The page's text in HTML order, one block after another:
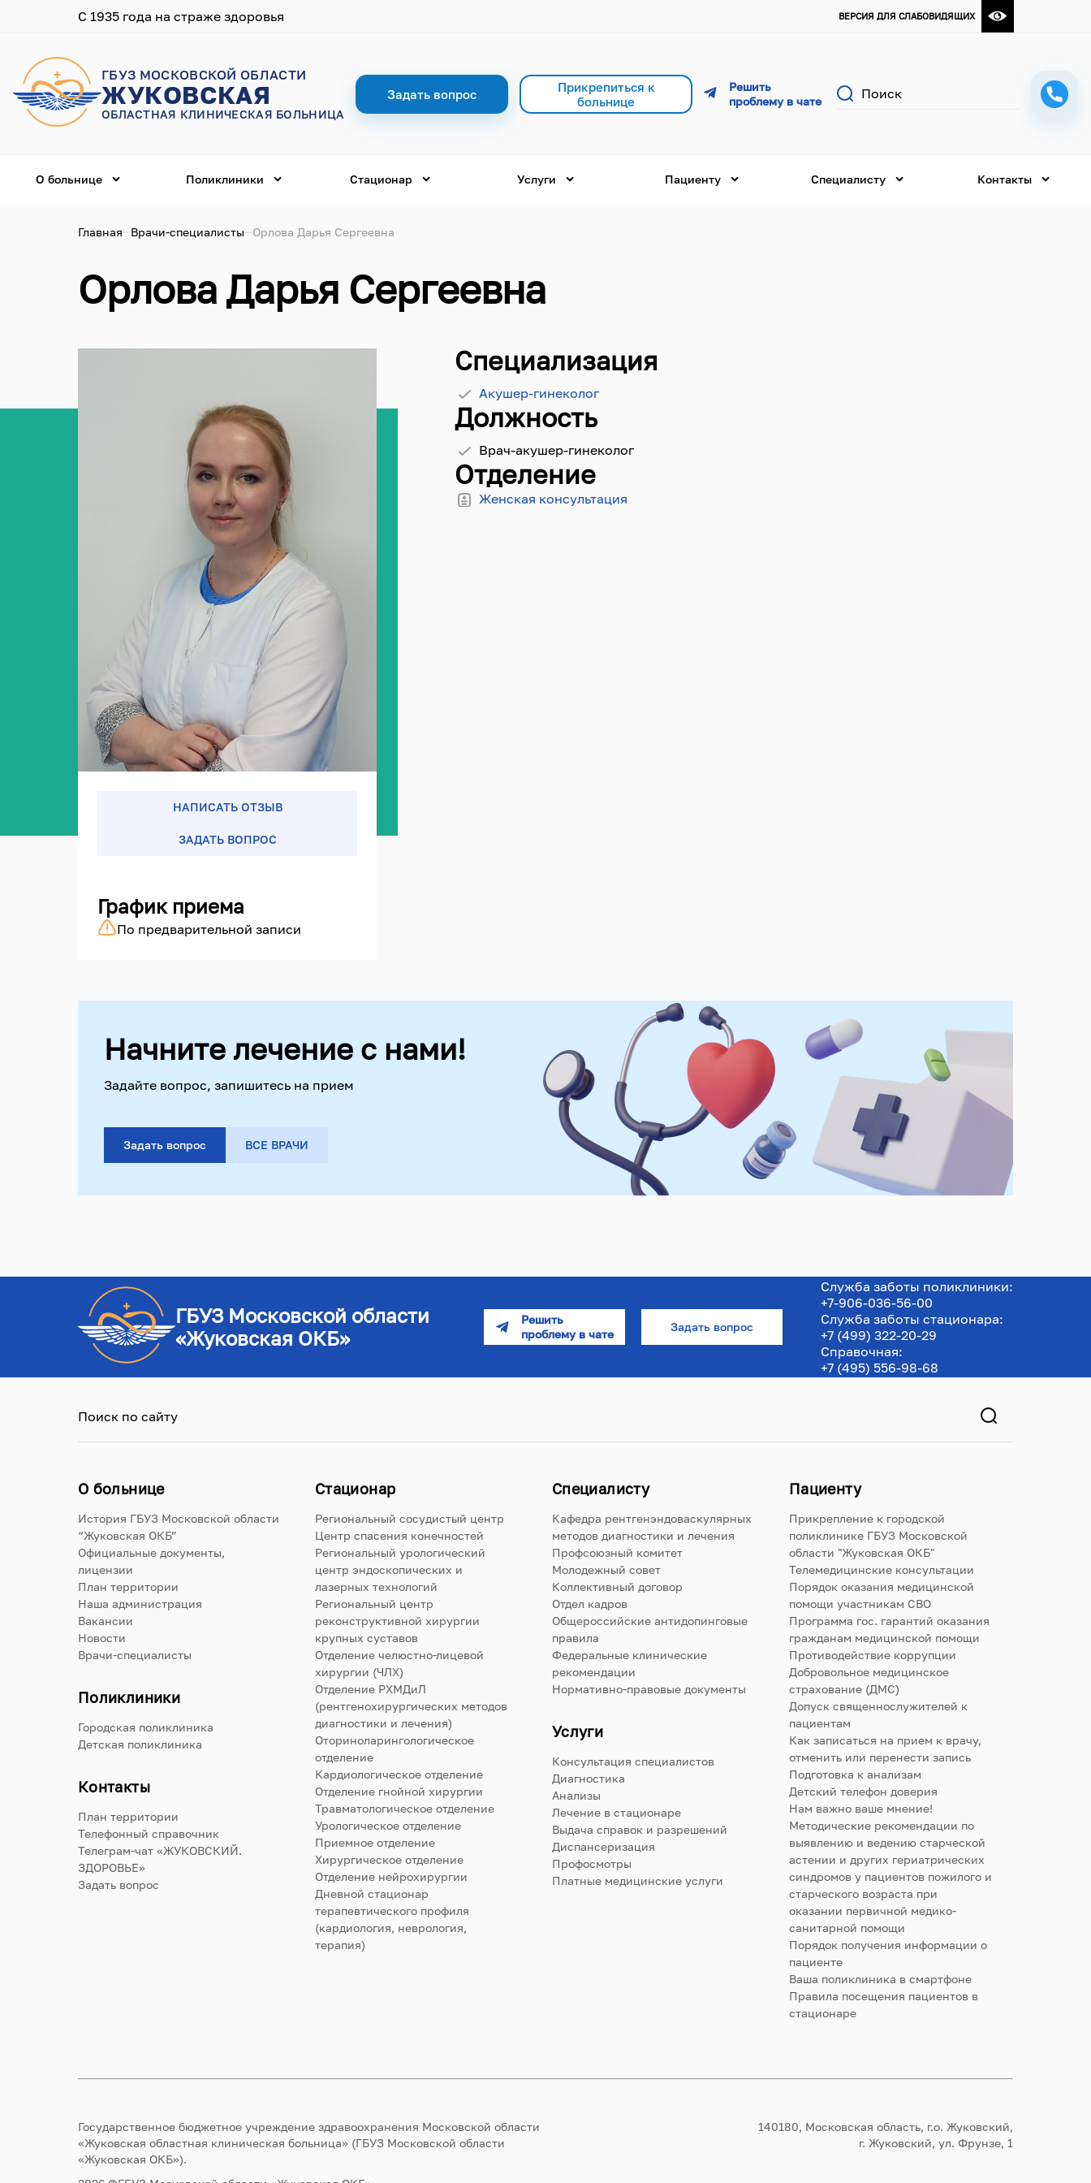
С 1935 года на страже здоровья ВЕРСИЯ ДЛЯ СЛАБОВИДЯЩИХ
ГБУЗ МОСКОВСКОЙ ОБЛАСТИ
ЖУКОВСКАЯ
ОБЛАСТНАЯ КЛИНИЧЕСКАЯ БОЛЬНИЦА
Задать вопрос
Прикрепиться к
больнице
Поиск
О больнице Поликлиники Стационар Услуги Пациенту Специалисту Контакты
Главная Врачи-специалисты Орлова Дарья Сергеевна
Орлова Дарья Сергеевна
НАПИСАТЬ ОТЗЫВ
ЗАДАТЬ ВОПРОС
График приема
По предварительной записи
Специализация
Акушер-гинеколог
Должность
Врач-акушер-гинеколог
Отделение
Женская консультация
Начните лечение с нами!
Задайте вопрос, запишитесь на прием
Задать вопрос ВСЕ ВРАЧИ
ГБУЗ Московской области
«Жуковская ОКБ»
Задать вопрос
Служба заботы поликлиники:
+7-906-036-56-00
Служба заботы стационара:
+7 (499) 322-20-29
Справочная:
+7 (495) 556-98-68
Поиск по сайту
О больнице
История ГБУЗ Московской области
“Жуковская ОКБ”
Официальные документы,
лицензии
План территории
Наша администрация
Вакансии
Новости
Врачи-специалисты
Поликлиники
Городская поликлиника
Детская поликлиника
Контакты
План территории
Телефонный справочник
Телеграм-чат «ЖУКОВСКИЙ.
ЗДОРОВЬЕ»
Задать вопрос
Стационар
Региональный сосудистый центр
Центр спасения конечностей
Региональный урологический
центр эндоскопических и
лазерных технологий
Региональный центр
реконструктивной хирургии
крупных суставов
Отделение челюстно-лицевой
хирургии (ЧЛХ)
Отделение РХМДиЛ
(рентгенохирургических методов
диагностики и лечения)
Оториноларингологическое
отделение
Кардиологическое отделение
Отделение гнойной хирургии
Травматологическое отделение
Урологическое отделение
Приемное отделение
Хирургическое отделение
Отделение нейрохирургии
Дневной стационар
терапевтического профиля
(кардиология, неврология,
терапия)
Специалисту
Кафедра рентгенэндоваскулярных
методов диагностики и лечения
Профсоюзный комитет
Молодежный совет
Коллективный договор
Отдел кадров
Общероссийские антидопинговые
правила
Федеральные клинические
рекомендации
Нормативно-правовые документы
Услуги
Консультация специалистов
Диагностика
Анализы
Лечение в стационаре
Выдача справок и разрешений
Диспансеризация
Профосмотры
Платные медицинские услуги
Пациенту
Прикрепление к городской
поликлинике ГБУЗ Московской
области "Жуковская ОКБ"
Телемедицинские консультации
Порядок оказания медицинской
помощи участникам СВО
Программа гос. гарантий оказания
гражданам медицинской помощи
Противодействие коррупции
Добровольное медицинское
страхование (ДМС)
Допуск священнослужителей к
пациентам
Как записаться на прием к врачу,
отменить или перенести запись
Подготовка к анализам
Детский телефон доверия
Нам важно ваше мнение!
Методические рекомендации по
выявлению и ведению старческой
астении и других гериатрических
синдромов у пациентов пожилого и
старческого возраста при
оказании первичной медико-
санитарной помощи
Порядок получения информации о
пациенте
Ваша поликлиника в смартфоне
Правила посещения пациентов в
стационаре
Государственное бюджетное учреждение здравоохранения Московской области
«Жуковская областная клиническая больница» (ГБУЗ Московской области
«Жуковская ОКБ»).
140180, Московская область, г.о. Жуковский,
г. Жуковский, ул. Фрунзе, 1